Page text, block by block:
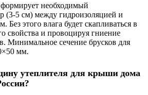
необходимый
(3-5 см) между гидроизоляцией и
этого влага будет скапливаться в
свойства и провоцируя гниение
Минимальное сечение брусков для
мм.
утеплителя для крыши дома